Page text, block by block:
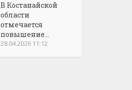
В Костанайской
области
отмечается
повышение...
28.04.2026 11:12